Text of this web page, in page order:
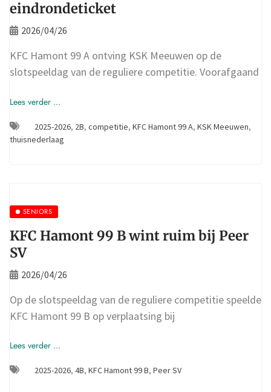
eindrondeticket
2026/04/26
KFC Hamont 99 A ontving KSK Meeuwen op de
slotspeeldag van de reguliere competitie. Voorafgaand
Lees verder ...
2025-2026, 2B, competitie, KFC Hamont 99 A, KSK Meeuwen,
thuisnederlaag
SENIORS
KFC Hamont 99 B wint ruim bij Peer
SV
2026/04/26
Op de slotspeeldag van de reguliere competitie speelde
KFC Hamont 99 B op verplaatsing bij
Lees verder ...
2025-2026, 4B, KFC Hamont 99 B, Peer SV